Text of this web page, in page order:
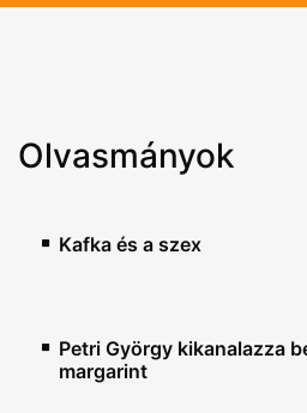
Olvasmányok
Kafka és a szex
Petri György kikanalazza
margarint